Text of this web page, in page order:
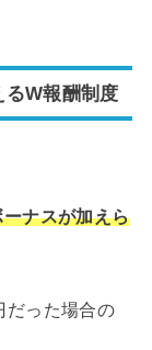
W報酬制度
ナスが加えら
だった場合の